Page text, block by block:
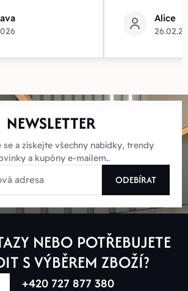
Alice
NEWSLETTER
a získejte všechny nabídky, trendy
a kupóny e-mailem..
ODEBÍRAT
NEBO POTŘEBUJETE
S VÝBĚREM ZBOŽÍ?
+420 727 877 380